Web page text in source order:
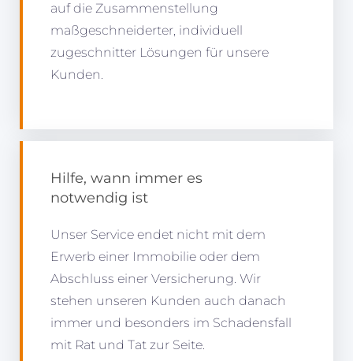
auf die Zusammenstellung
maßgeschneiderter, individuell
zugeschnitter Lösungen für unsere
Kunden.
Hilfe, wann immer es
notwendig ist
Unser Service endet nicht mit dem
Erwerb einer Immobilie oder dem
Abschluss einer Versicherung. Wir
stehen unseren Kunden auch danach
immer und besonders im Schadensfall
mit Rat und Tat zur Seite.